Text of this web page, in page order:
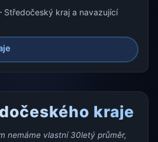
kraj a navazující
kraje
nemáme vlastní 30letý průměr,